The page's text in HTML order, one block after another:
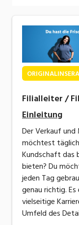
Mechanik,
Medizin,
Sicherheit,
Verkauf,
Aussendienst
Filialleiter /
Einleitung
Der Verkauf und
möchtest
Kundschaft das
bieten? Du
jeden Tag
genau richtig.
vielseitige
Umfeld des